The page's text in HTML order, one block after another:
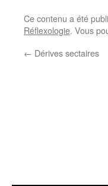
Ce contenu a été
Réflexologie. Vous
← Dérives sectaires